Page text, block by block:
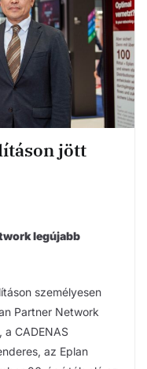
jött
legújabb
személyesen
Partner Network
CADENAS
az Eplan